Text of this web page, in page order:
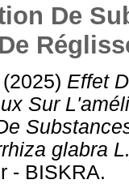
De
(2025) Effet
Sur
glabra
- BISKRA.